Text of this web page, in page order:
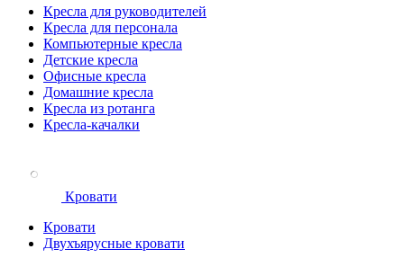
Кресла для руководителей
Кресла для персонала
Компьютерные кресла
Детские кресла
Офисные кресла
Домашние кресла
Кресла из ротанга
Кресла-качалки
Кровати
Кровати
Двухъярусные кровати